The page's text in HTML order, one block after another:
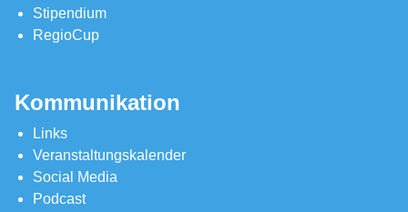
Stipendium
RegioCup
Kommunikation
Links
Veranstaltungskalender
Social Media
Podcast